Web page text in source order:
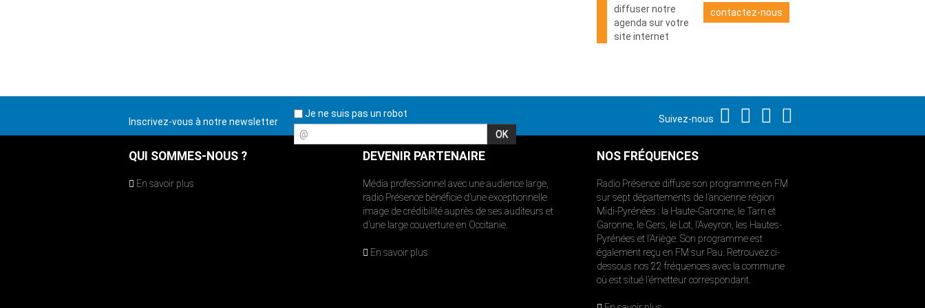
diffuser notre
agenda sur votre
site internet
contactez-nous
Inscrivez-vous à notre newsletter
Je ne suis pas un robot
@
Suivez-nous
QUI SOMMES-NOUS ?
En savoir plus
DEVENIR PARTENAIRE
Média professionnel avec une audience large,
radio Présence bénéficie d’une exceptionnelle
image de crédibilité auprès de ses auditeurs et
d’une large couverture en Occitanie.
En savoir plus
NOS FRÉQUENCES
Radio Présence diffuse son programme en FM
sur sept départements de l’ancienne région
Midi-Pyrénées : la Haute-Garonne, le Tarn et
Garonne, le Gers, le Lot, l’Aveyron, les Hautes-
Pyrénées et l’Ariège. Son programme est
également reçu en FM sur Pau. Retrouvez ci-
dessous nos 22 fréquences avec la commune
où est situé l’émetteur correspondant.